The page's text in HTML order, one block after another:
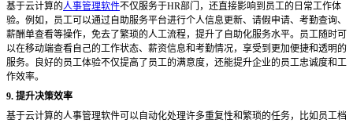
基于云计算的人事管理软件不仅服务于HR部门，还直接影响到员工的日常工作体
验。例如，员工可以通过自助服务平台进行个人信息更新、请假申请、考勤查询、
薪酬单查看等操作，免去了繁琐的人工流程，提升了自助化服务水平。员工随时可
以在移动端查看自己的工作状态、薪资信息和考勤情况，享受到更加便捷和透明的
服务。良好的员工体验不仅提高了员工的满意度，还能提升企业的员工忠诚度和工
作效率。
9. 提升决策效率
基于云计算的人事管理软件可以自动化处理许多重复性和繁琐的任务，比如员工档